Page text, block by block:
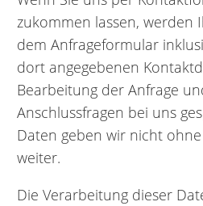
zukommen lassen, werden
dem Anfrageformular
dort angegebenen
Bearbeitung der Anfrage
Anschlussfragen bei uns
Daten geben wir nicht
weiter.
Die Verarbeitung dieser